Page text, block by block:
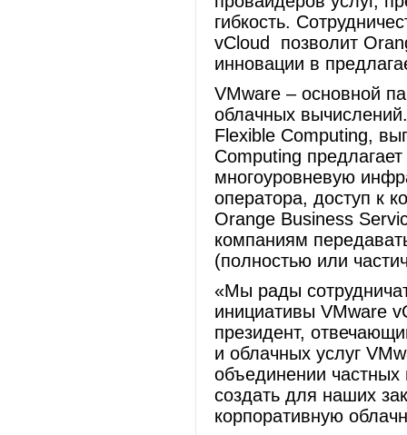
гибкость.
vCloud позволит
инновации в
VMware – основной
облачных
Flexible Computing,
Computing
многоуровневую
оператора, доступ к
Orange Business
компаниям
(полностью или
«Мы рады
инициативы VMware
президент,
и облачных услуг
объединении
создать для наших
корпоративную